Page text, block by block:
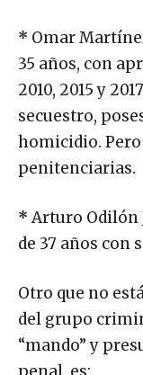
* Omar
35 años, con
2010, 2015 y
secuestro,
homicidio.
penitenciarias.
*Arturo Odilón
de 37 años con
Otro que no
del grupo
“mando” y